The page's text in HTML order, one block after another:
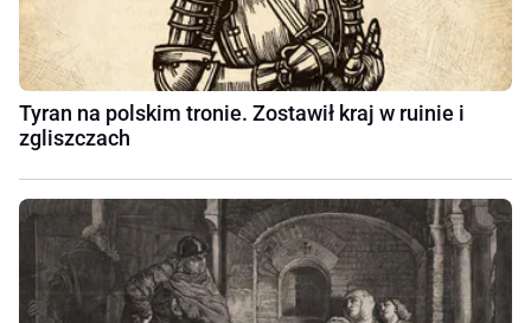
Tyran na polskim tronie. Zostawił kraj w ruinie i
zgliszczach